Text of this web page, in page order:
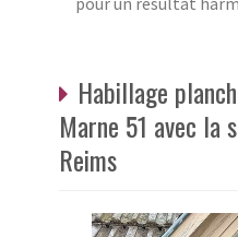
Habillage
Marne 51 avec la
Reims